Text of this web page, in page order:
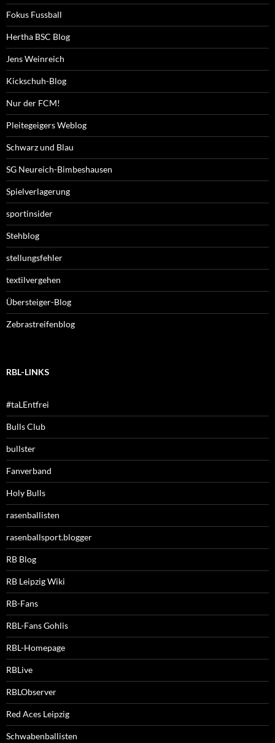
Fokus Fussball
Hertha BSC Blog
Jens Weinreich
Kickschuh-Blog
Nur der FCM!
Pleitegeigers Weblog
Schwarz und Blau
SG Neureich-Bimbeshausen
Spielverlagerung
sportinsider
Stehblog
stellungsfehler
textilvergehen
Übersteiger-Blog
Zebrastreifenblog
RBL-LINKS
#taLEntfrei
Bulls Club
bullster
Fanverband
Holy Bulls
rasenballisten
rasenballsport.blogger
RB Blog
RB Leipzig Wiki
RB-Fans
RBL-Fans Gohlis
RBL-Homepage
RBLive
RBLObserver
Red Aces Leipzig
Schwabenballisten